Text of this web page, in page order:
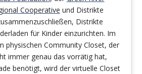
Cooperative und Distrikte
Distrikte
für Kinder einzurichten. Im
physischen Community Closet, der
immer genau das vorrätig hat,
benötigt, wird der virtuelle Closet